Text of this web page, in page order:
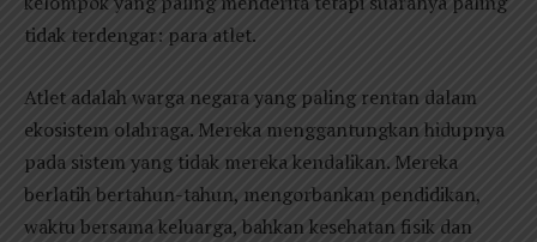
tidak terdengar: para atlet.
Atlet adalah warga negara yang paling rentan dalam
ekosistem olahraga. Mereka menggantungkan hidupnya
pada sistem yang tidak mereka kendalikan. Mereka
berlatih bertahun-tahun, mengorbankan pendidikan,
waktu bersama keluarga, bahkan kesehatan fisik dan